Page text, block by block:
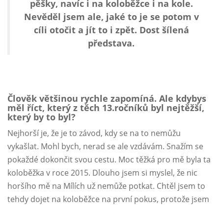
pěšky, navíc i na koloběžce i na kole.
Nevěděl jsem ale, jaké to je se potom v
cíli otočit a jít to i zpět. Dost šílená
představa.
Člověk většinou rychle zapomíná. Ale kdybys
měl říct, který z těch 13.ročníků byl nejtěžší,
který by to byl?
Nejhorší je, že je to závod, kdy se na to nemůžu
vykašlat. Mohl bych, nerad se ale vzdávám. Snažím se
pokaždé dokončit svou cestu. Moc těžká pro mě byla ta
koloběžka v roce 2015. Dlouho jsem si myslel, že nic
horšího mě na Mílích už nemůže potkat. Chtěl jsem to
tehdy dojet na koloběžce na první pokus, protože jsem